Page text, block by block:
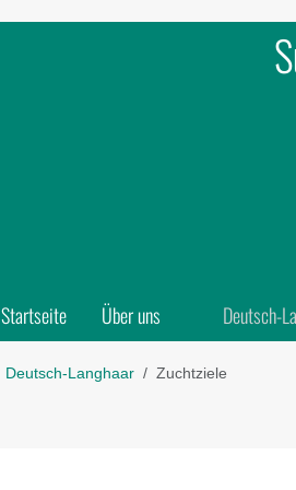
Startseite Über uns Deutsch-
Deutsch-Langhaar Zuchtziele